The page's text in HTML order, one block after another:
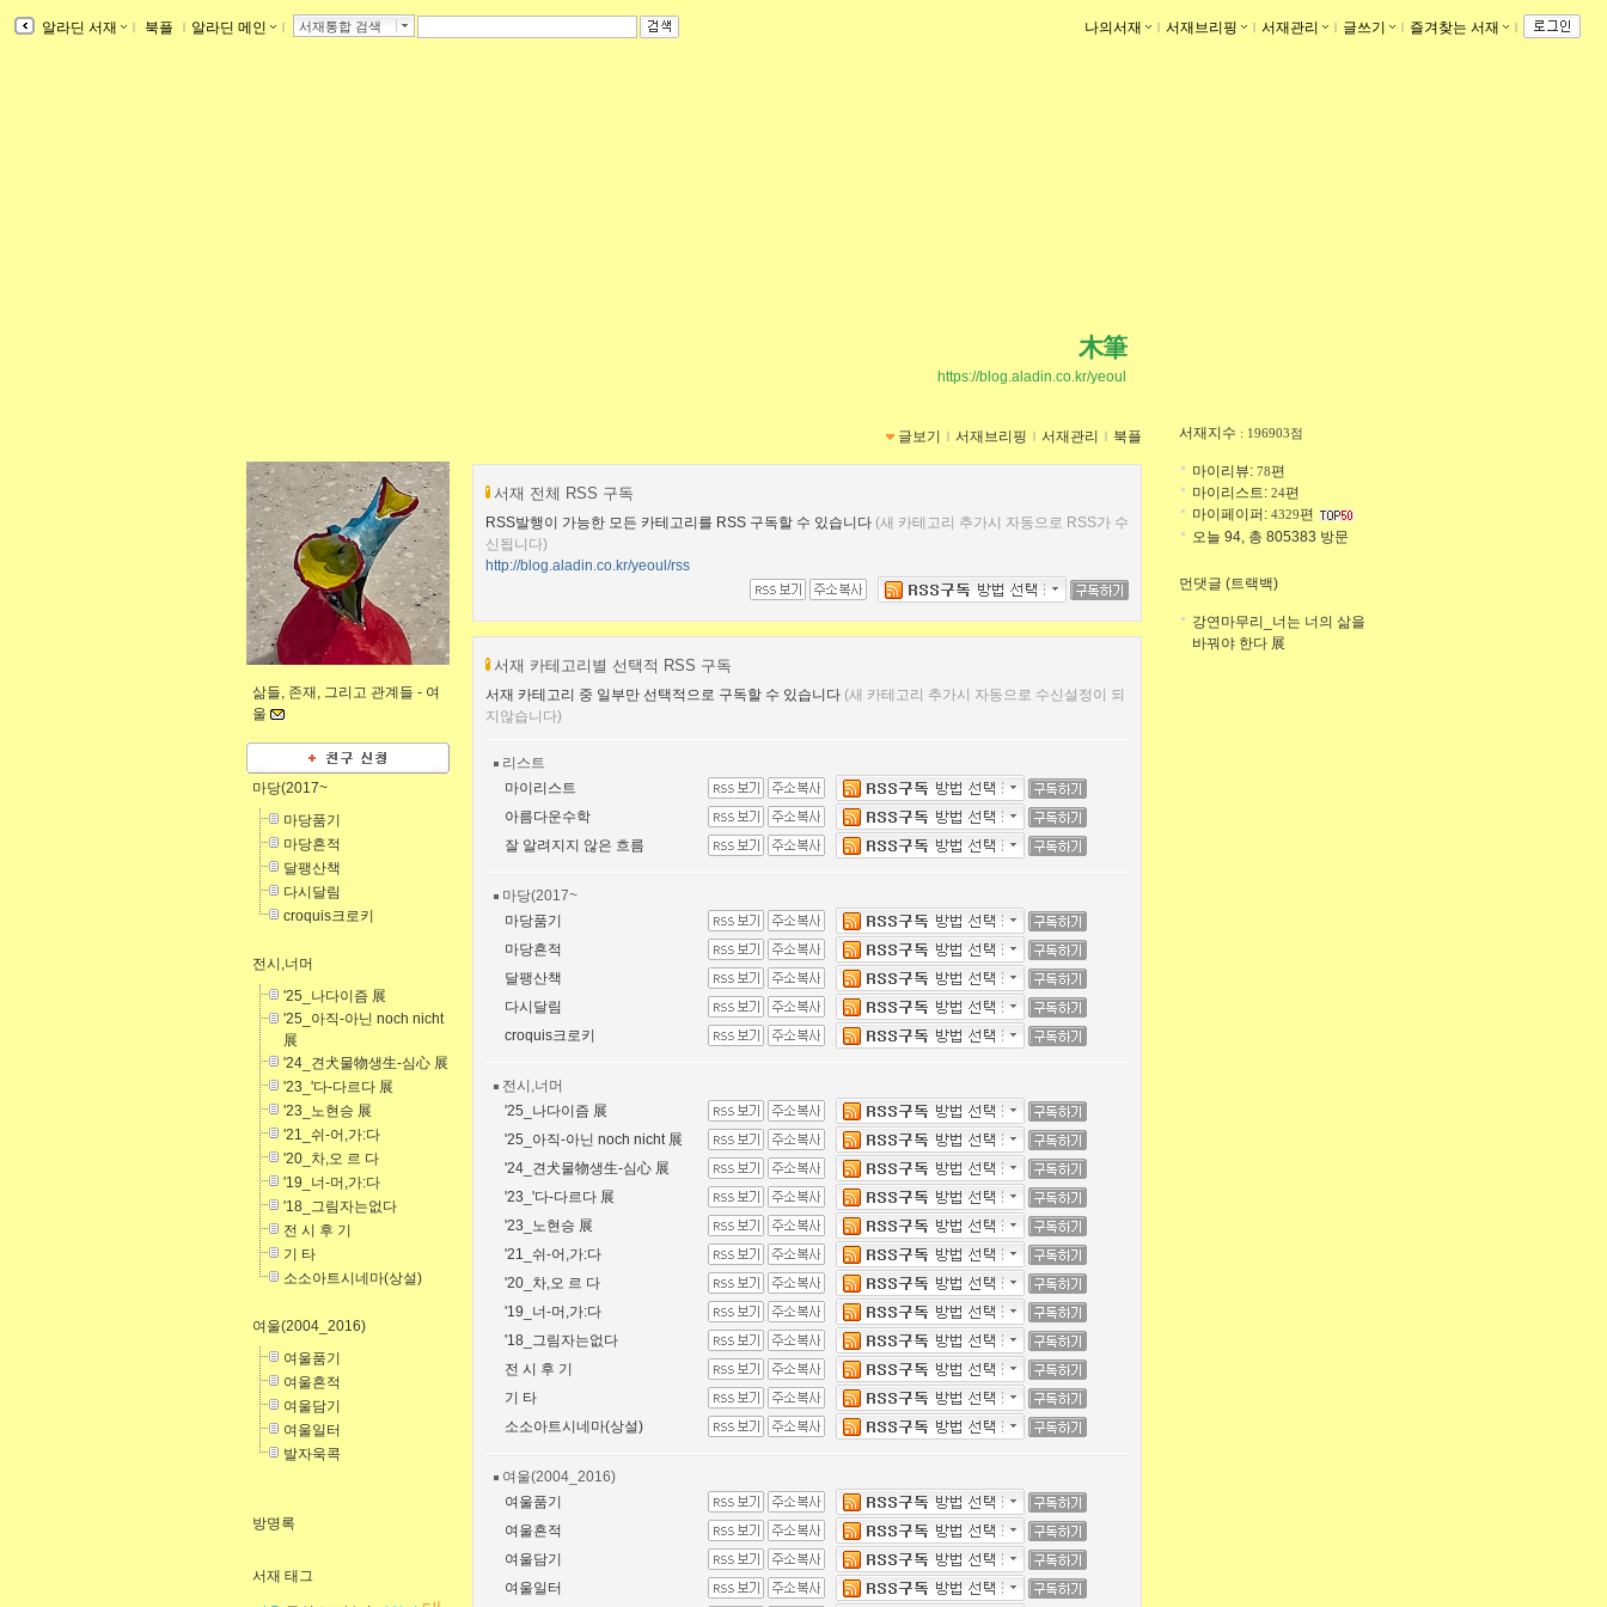
알라딘 서재 ｌ 북플 ｌ 알라딘 메인 ｌ 서재통합 검색 나의서재 ｌ 서재브리핑 ｌ 서재관리 ｌ 글쓰기 ｌ 즐겨찾는 서재 ｌ
木筆
https://blog.aladin.co.kr/yeoul
글보기 ｌ 서재브리핑 ｌ 서재관리 ｌ 북플
삶들, 존재, 그리고 관계들 - 여
울
마당(2017~
마당품기
마당흔적
달팽산책
다시달림
croquis크로키
전시,너머
'25_나다이즘 展
'25_아직-아닌 noch nicht
展
'24_견犬물物생生-심心 展
'23_'다-다르다 展
'23_노현승 展
'21_쉬-어,가:다
'20_차,오 르 다
'19_너-머,가:다
'18_그림자는없다
전 시 후 기
기 타
소소아트시네마(상설)
여울(2004_2016)
여울품기
여울흔적
여울담기
여울일터
발자욱콕
방명록
서재 태그
서재 전체 RSS 구독
RSS발행이 가능한 모든 카테고리를 RSS 구독할 수 있습니다 (새 카테고리 추가시 자동으로 RSS가 수
신됩니다)
http://blog.aladin.co.kr/yeoul/rss
서재 카테고리별 선택적 RSS 구독
서재 카테고리 중 일부만 선택적으로 구독할 수 있습니다 (새 카테고리 추가시 자동으로 수신설정이 되
지않습니다)
리스트
마이리스트
아름다운수학
잘 알려지지 않은 흐름
마당(2017~
마당품기
마당흔적
달팽산책
다시달림
croquis크로키
전시,너머
'25_나다이즘 展
'25_아직-아닌 noch nicht 展
'24_견犬물物생生-심心 展
'23_'다-다르다 展
'23_노현승 展
'21_쉬-어,가:다
'20_차,오 르 다
'19_너-머,가:다
'18_그림자는없다
전 시 후 기
기 타
소소아트시네마(상설)
여울(2004_2016)
여울품기
여울흔적
여울담기
여울일터
서재지수 : 196903점
마이리뷰: 78편
마이리스트: 24편
마이페이퍼: 4329편
오늘 94, 총 805383 방문
먼댓글 (트랙백)
강연마무리_너는 너의 삶을
바꿔야 한다 展